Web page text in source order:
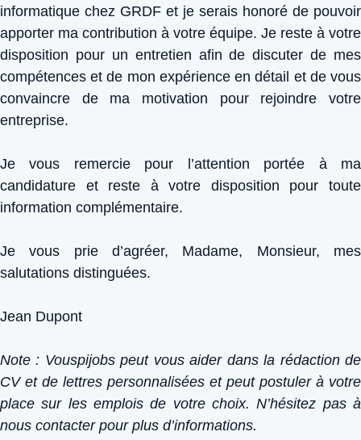
informatique chez GRDF et je serais honoré de pouvoir
apporter ma contribution à votre équipe. Je reste à votre
disposition pour un entretien afin de discuter de mes
compétences et de mon expérience en détail et de vous
convaincre de ma motivation pour rejoindre votre
entreprise.
Je vous remercie pour l’attention portée à ma
candidature et reste à votre disposition pour toute
information complémentaire.
Je vous prie d’agréer, Madame, Monsieur, mes
salutations distinguées.
Jean Dupont
Note : Vouspijobs peut vous aider dans la rédaction de
CV et de lettres personnalisées et peut postuler à votre
place sur les emplois de votre choix. N’hésitez pas à
nous contacter pour plus d’informations.